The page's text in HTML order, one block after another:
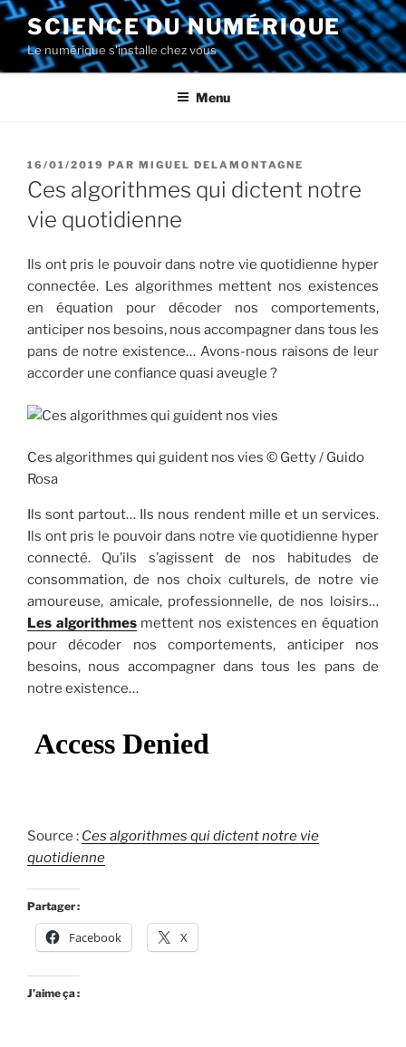
Aller
contenu
principal
SCIENCE DU NUMÉRIQUE
Le numérique s'installe chez vous
Menu
PUBLIÉ
LE
16/01/2019 PAR MIGUEL DELAMONTAGNE
Ces algorithmes qui dictent notre
vie quotidienne
Ils ont pris le pouvoir dans notre vie quotidienne hyper
connectée. Les algorithmes mettent nos existences
en équation pour décoder nos comportements,
anticiper nos besoins, nous accompagner dans tous les
pans de notre existence… Avons-nous raisons de leur
accorder une confiance quasi aveugle ?
Ces algorithmes qui guident nos vies © Getty / Guido
Rosa
Ils sont partout… Ils nous rendent mille et un services.
Ils ont pris le pouvoir dans notre vie quotidienne hyper
connecté. Qu’ils s’agissent de nos habitudes de
consommation, de nos choix culturels, de notre vie
amoureuse, amicale, professionnelle, de nos loisirs…
Les algorithmesmettent nos existences en équation
pour décoder nos comportements, anticiper nos
besoins, nous accompagner dans tous les pans de
notre existence…
Source : Ces algorithmes qui dictent notre vie
quotidienne
Partager :
Facebook X
J’aime ça :